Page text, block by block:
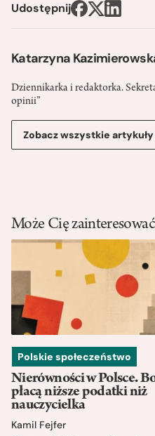
Katarzyna
Dziennikarka i redaktorka.
opinii”
Zobacz wszystkie
Udostępnij
Może Cię zainteresować
Polskie społeczeństwo
Nierówności w Polsce.
płacą niższe podatki niż
nauczycielka
Kamil Fejfer